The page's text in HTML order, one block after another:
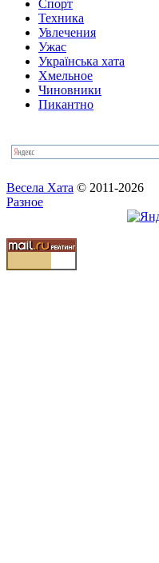
Спорт
Техника
Увлечения
Ужас
Українська хата
Хмельное
Чиновники
Пикантно
Весела Хата © 2011-2026
Разное